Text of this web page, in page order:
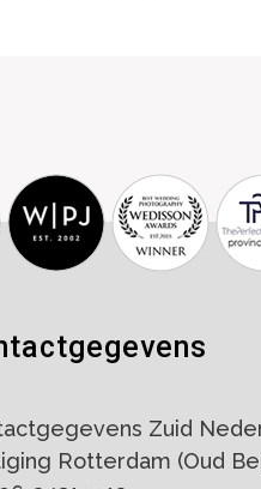
Zuid
Rotterdam (Oud